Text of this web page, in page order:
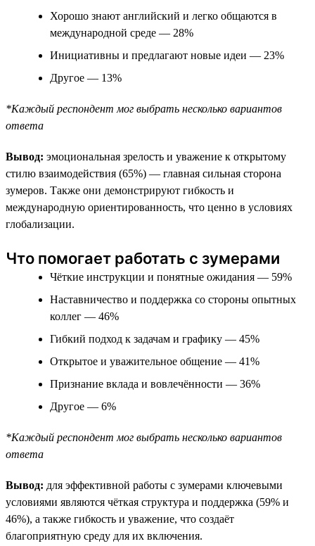
Хорошо знают английский и легко общаются в
международной среде — 28%
Инициативны и предлагают новые идеи — 23%
Другое — 13%
*Каждый респондент мог выбрать несколько вариантов
ответа
Вывод: эмоциональная зрелость и уважение к открытому
стилю взаимодействия (65%) — главная сильная сторона
зумеров. Также они демонстрируют гибкость и
международную ориентированность, что ценно в условиях
глобализации.
Что помогает работать с зумерами
Чёткие инструкции и понятные ожидания — 59%
Наставничество и поддержка со стороны опытных
коллег — 46%
Гибкий подход к задачам и графику — 45%
Открытое и уважительное общение — 41%
Признание вклада и вовлечённости — 36%
Другое — 6%
*Каждый респондент мог выбрать несколько вариантов
ответа
Вывод: для эффективной работы с зумерами ключевыми
условиями являются чёткая структура и поддержка (59% и
46%), а также гибкость и уважение, что создаёт
благоприятную среду для их включения.